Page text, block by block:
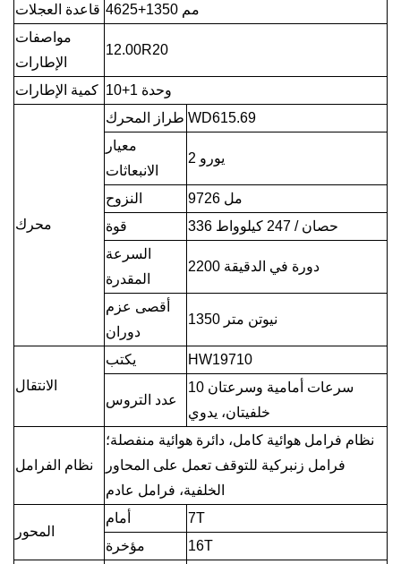
قاعدة العجلات
4625+1350 مم
مواصفات
الإطارات
12.00R20
كمية الإطارات 10+1 وحدة
محرك
طراز المحرك WD615.69
معيار
الانبعاثات
يورو 2
النزوح
9726 مل
قوة
336 حصان / 247 كيلوواط
السرعة
المقدرة
2200 دورة في الدقيقة
أقصى عزم
دوران
1350 نيوتن متر
الانتقال
يكتب HW19710
عدد التروس
10 سرعات أمامية وسرعتان
خلفيتان، يدوي
نظام الفرامل
نظام فرامل هوائية كامل، دائرة هوائية منفصلة؛
فرامل زنبركية للتوقف تعمل على المحاور
الخلفية، فرامل عادم
المحور
أمام
7T
مؤخرة
16T